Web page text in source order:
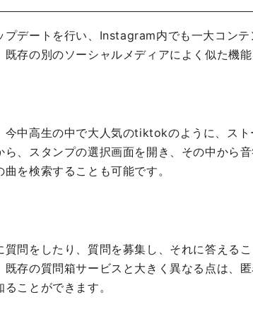
デートを行い、Instagram内でも一大コン
存の別のソーシャルメディアによく似た機能
中高生の中で大人気のtiktokのように、ス
、スタンプの選択画面を開き、その中から
を検索することも可能です。
問をしたり、質問を募集し、それに答える
存の質問箱サービスと大きく異なる点は、
ことができます。